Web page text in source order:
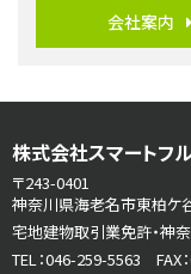
リビングダイニング部
会社案内
株式会社スマートフ
〒243-0401
神奈川県海老名市東柏ケ
宅地建物取引業免許・神
TEL：046-259-5563 FAX